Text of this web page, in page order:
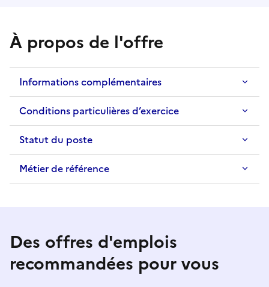
À propos de l'offre
Informations complémentaires
Conditions particulières d’exercice
Statut du poste
Métier de référence
Des offres d'emplois
recommandées pour vous